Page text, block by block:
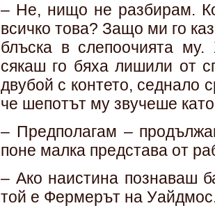
– Не, нищо не разбирам.
всичко това? Защо ми го
блъска в слепоочията
сякаш го бяха лишили от
двубой с контето, седнало
че шепотът му звучеше
– Предполагам –
поне малка представа от
– Ако наистина познаваш
той е Фермерът на